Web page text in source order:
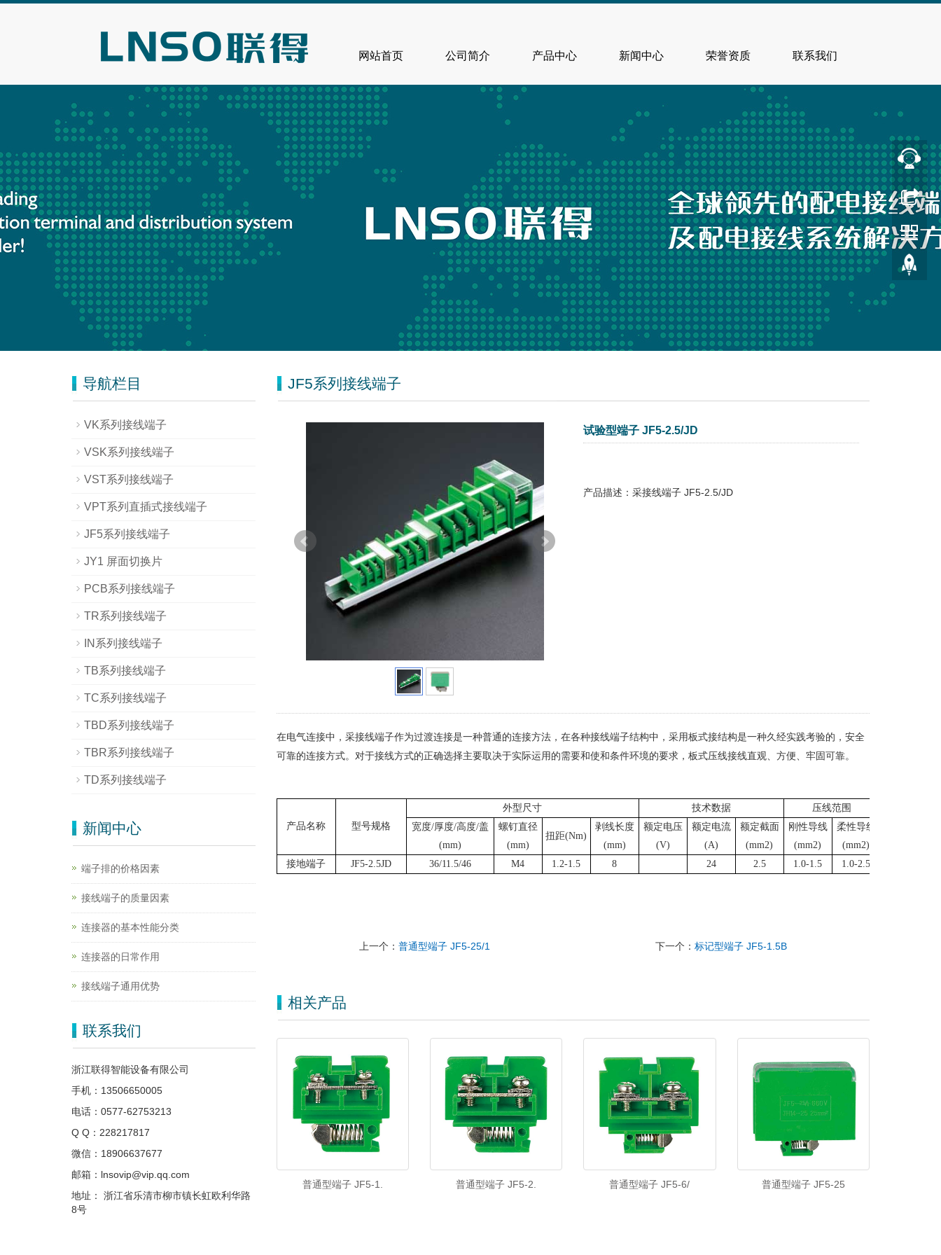
网站首页 公司简介 产品中心 新闻中心 荣誉资质 联系我们
JF5系列接线端子
试验型端子 JF5-2.5/JD
产品描述：采接线端子 JF5-2.5/JD
在电气连接中，采接线端子作为过渡连接是一种普通的连接方法，在各种接线端子结构中，采用板式接结构是一种久经实践考验的，安全
可靠的连接方式。对于接线方式的正确选择主要取决于实际运用的需要和使和条件环境的要求，板式压线接线直观、方便、牢固可靠。
产品名称 型号规格
外型尺寸 技术数据
压线范围
宽度/厚度/高度/盖
(mm)
螺钉直径
(mm)
扭距(Nm)
剥线长度
(mm)
额定电压
(V)
额定电流
(A)
额定截面
(mm2)
刚性导线
(mm2)
柔性导线
(mm2)
接地端子
JF5-2.5JD 36/11.5/46 M4 1.2-1.5 8 24 2.5 1.0-1.5 1.0-2.5
上一个： 普通型端子 JF5-25/1 下一个：标记型端子 JF5-1.5B
相关产品
普通型端子 JF5-1. 普通型端子 JF5-2. 普通型端子 JF5-6/ 普通型端子 JF5-25
导航栏目
VK系列接线端子
VSK系列接线端子
VST系列接线端子
VPT系列直插式接线端子
JF5系列接线端子
JY1 屏面切换片
PCB系列接线端子
TR系列接线端子
IN系列接线端子
TB系列接线端子
TC系列接线端子
TBD系列接线端子
TBR系列接线端子
TD系列接线端子
新闻中心
端子排的价格因素
接线端子的质量因素
连接器的基本性能分类
连接器的日常作用
接线端子通用优势
联系我们
浙江联得智能设备有限公司
手机：13506650005
电话：0577-62753213
Q Q：228217817
微信：18906637677
邮箱：lnsovip@vip.qq.com
地址： 浙江省乐清市柳市镇长虹欧利华路
8号